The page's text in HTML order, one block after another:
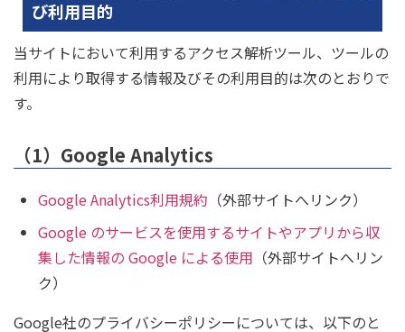
び利用目的
当サイトにおいて利用するアクセス解析ツール、ツールの
利用により取得する情報及びその利用目的は次のとおりで
す。
（1）Google Analytics
Google Analytics利用規約 （外部サイトへリンク）
Google のサービスを使用するサイトやアプリから収
集した情報の Google による使用 （外部サイトへリン
ク）
Google社のプライバシーポリシーについては、以下のと